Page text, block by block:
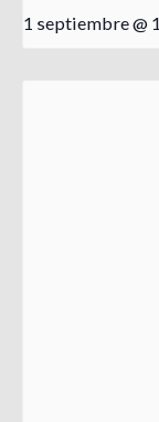
1 septiembre @